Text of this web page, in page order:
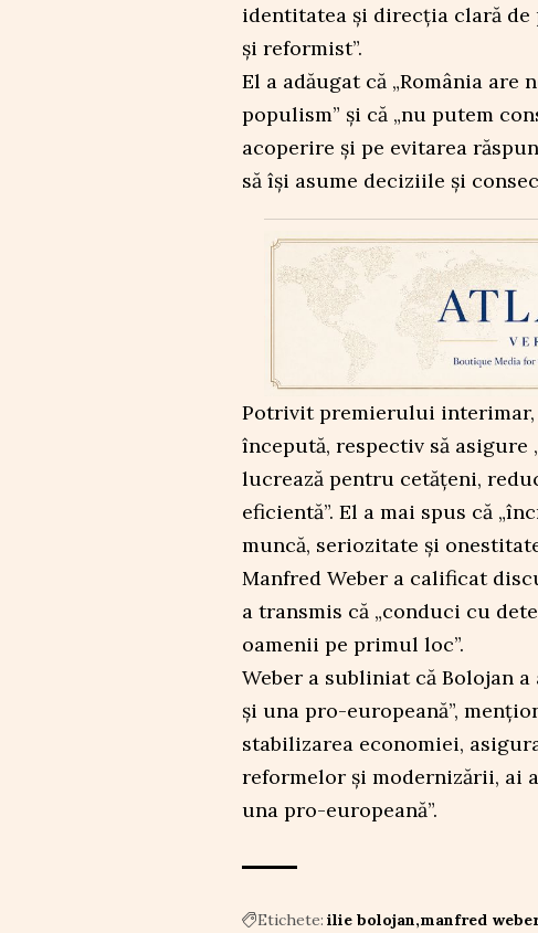
identitatea și direcția clară
și reformist”.
El a adăugat că „România are
populism” și că „nu putem
acoperire și pe evitarea
să își asume deciziile și
Potrivit premierului interimar,
începută, respectiv să
lucrează pentru cetățeni,
eficientă”. El a mai spus că
muncă, seriozitate și
Manfred Weber a calificat
a transmis că „conduci cu
oamenii pe primul loc”.
Weber a subliniat că Bolojan
și una pro-europeană”,
stabilizarea economiei,
reformelor și modernizării, ai
una pro-europeană”.
Etichete: ilie bolojan manfred